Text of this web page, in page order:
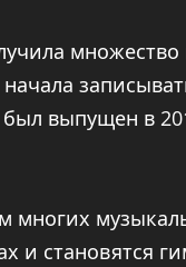
выпущен в
многих
и становятся